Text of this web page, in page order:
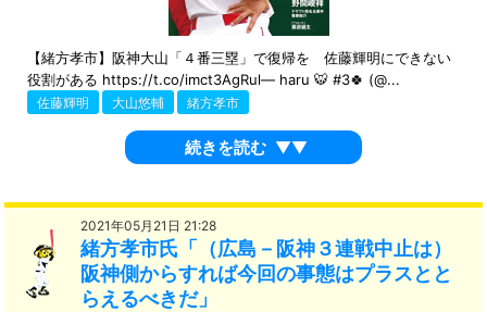
【緒方孝市】阪神大山「４番三塁」で復帰を 佐藤輝明にできない
役割がある https://t.co/imct3AgRul— haru 🐯 #3🍀 (@...
佐藤輝明 大山悠輔 緒方孝市
続きを読む ▼▼
2021年05月21日 21:28
緒方孝市氏「（広島－阪神３連戦中止は）
阪神側からすれば今回の事態はプラスとと
らえるべきだ」